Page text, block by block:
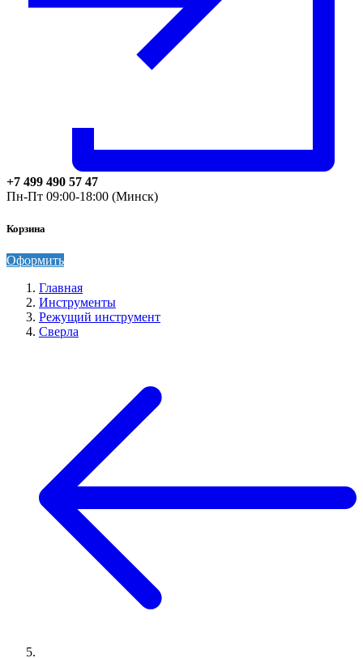
+7 499 490 57 47
Пн-Пт 09:00-18:00 (Минск)
Корзина
Оформить
Главная
Инструменты
Режущий инструмент
Сверла